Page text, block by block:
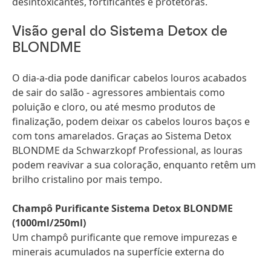
Visão geral do Sistema Detox de
BLONDME
O dia-a-dia pode danificar cabelos louros acabados
de sair do salão - agressores ambientais como
poluição e cloro, ou até mesmo produtos de
finalização, podem deixar os cabelos louros baços e
com tons amarelados. Graças ao Sistema Detox
BLONDME da Schwarzkopf Professional, as louras
podem reavivar a sua coloração, enquanto retêm um
brilho cristalino por mais tempo.
Champô Purificante Sistema Detox BLONDME
(1000ml/250ml)
Um champô purificante que remove impurezas e
minerais acumulados na superfície externa do